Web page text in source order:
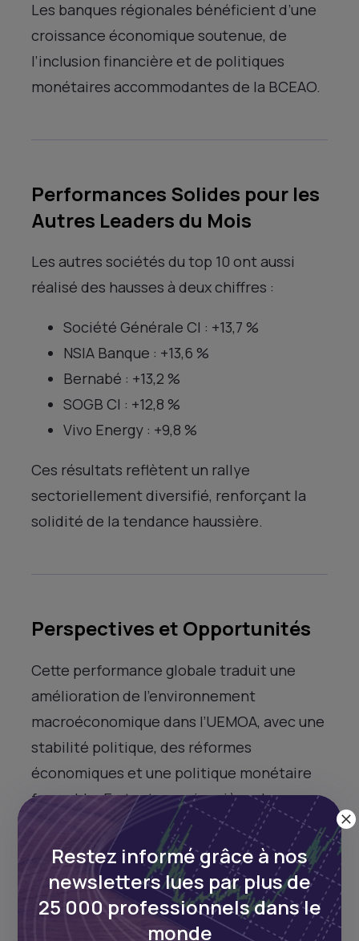
Les banques régionales bénéficient d’une
croissance économique soutenue, de
l’inclusion financière et de politiques
monétaires accommodantes de la BCEAO.
Performances Solides pour les
Autres Leaders du Mois
Les autres sociétés du top 10 ont aussi
réalisé des hausses à deux chiffres :
Société Générale CI : +13,7 %
NSIA Banque : +13,6 %
Bernabé : +13,2 %
SOGB CI : +12,8 %
Vivo Energy : +9,8 %
Ces résultats reflètent un rallye
sectoriellement diversifié, renforçant la
solidité de la tendance haussière.
Perspectives et Opportunités
Cette performance globale traduit une
amélioration de l’environnement
macroéconomique dans l’UEMOA, avec une
stabilité politique, des réformes
économiques et une politique monétaire
favorable. En tant que cinquième bourse
africaine, la BRVM continue d’attirer les
investisseurs locaux et internationaux.
📱 Les investisseurs peuvent suivre les
données en temps réel, accéder à des
Restez informé grâce à nos
newsletters lues par plus de
25 000 professionnels dans le
monde